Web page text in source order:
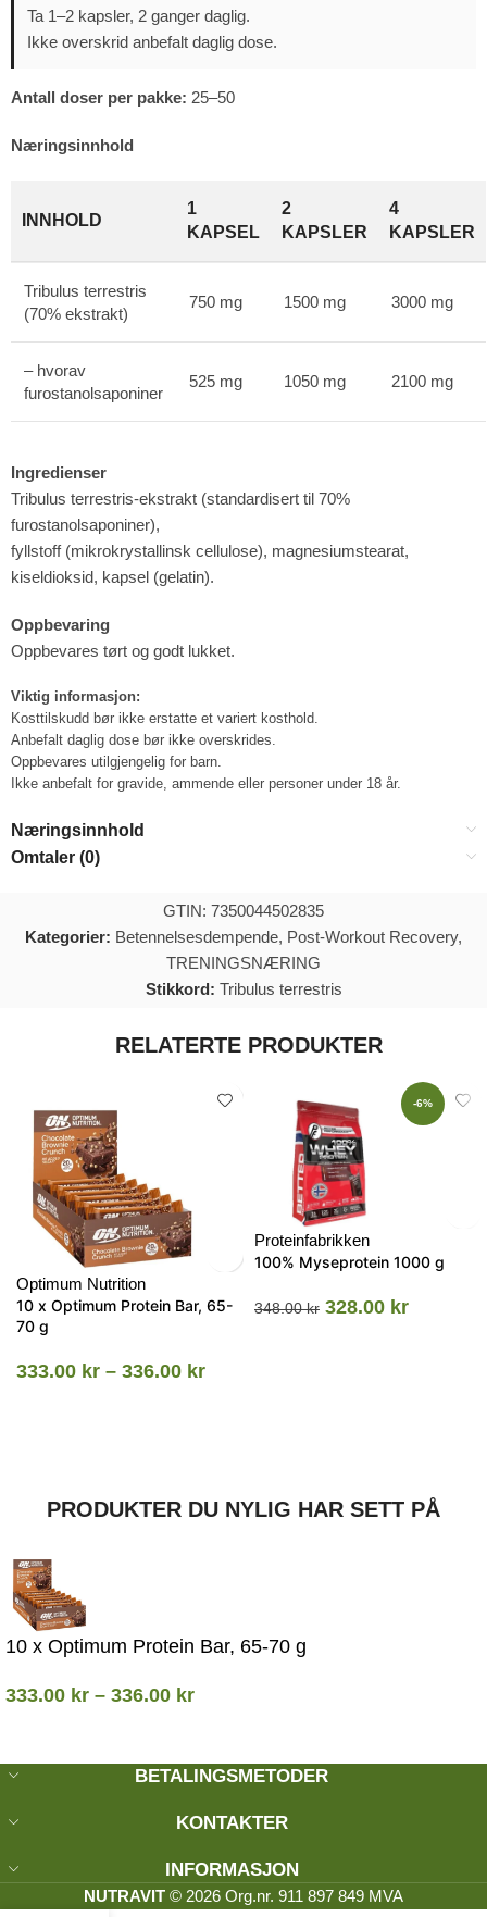
Ta 1–2 kapsler, 2 ganger daglig.
Ikke overskrid anbefalt daglig dose.
Antall doser per pakke: 25–50
Næringsinnhold
INNHOLD
1
KAPSEL
2
KAPSLER
4
KAPSLER
Tribulus terrestris
(70% ekstrakt)
750 mg 1500 mg 3000 mg
– hvorav
furostanolsaponiner
525 mg 1050 mg 2100 mg
Ingredienser
Tribulus terrestris-ekstrakt (standardisert til 70%
furostanolsaponiner),
fyllstoff (mikrokrystallinsk cellulose), magnesiumstearat,
kiseldioksid, kapsel (gelatin).
Oppbevaring
Oppbevares tørt og godt lukket.
Viktig informasjon:
Kosttilskudd bør ikke erstatte et variert kosthold.
Anbefalt daglig dose bør ikke overskrides.
Oppbevares utilgjengelig for barn.
Ikke anbefalt for gravide, ammende eller personer under 18 år.
Næringsinnhold
Omtaler (0)
GTIN: 7350044502835
Kategorier: Betennelsesdempende, Post-Workout Recovery,
TRENINGSNÆRING
Stikkord: Tribulus terrestris
RELATERTE PRODUKTER
Optimum Nutrition
10 x Optimum Protein Bar, 65-
70 g
333.00 kr – 336.00 kr
-6%
Proteinfabrikken
100% Myseprotein 1000 g
348.00kr 328.00 kr
PRODUKTER DU NYLIG HAR SETT PÅ
10 x Optimum Protein Bar, 65-70 g
333.00 kr – 336.00 kr
BETALINGSMETODER
KONTAKTER
INFORMASJON
NUTRAVIT © 2026 Org.nr. 911 897 849 MVA